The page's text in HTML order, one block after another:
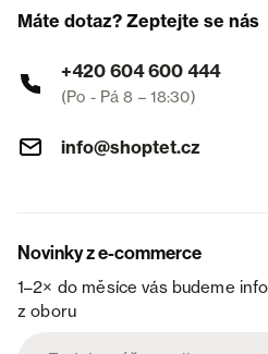
Máte dotaz? Zeptejte se nás
+420 604 600 444
(Po - Pá 8 – 18:30)
info@shoptet.cz
Novinky z e-commerce
1–2× do měsíce vás budeme
z oboru